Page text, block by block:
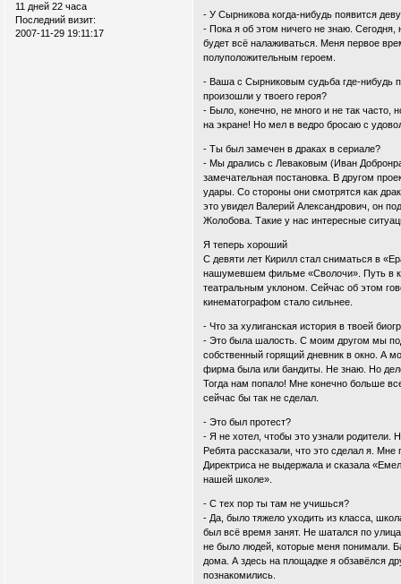
11 дней 22 часа
Последний визит:
2007-11-29 19:11:17
- У Сырникова когда-нибудь появится
- Пока я об этом ничего не знаю.
будет всё налаживаться. Меня первое
полуположительным героем.
- Ваша с Сырниковым судьба где-нибудь
произошли у твоего героя?
- Было, конечно, не много и не так часто,
на экране! Но мел в ведро бросаю с
- Ты был замечен в драках в сериале?
- Мы дрались с Леваковым (Иван
замечательная постановка. В другом
удары. Со стороны они смотрятся как
это увидел Валерий Александрович, он
Жолобова. Такие у нас интересные
Я теперь хороший
С девяти лет Кирилл стал сниматься в
нашумевшем фильме «Сволочи». Путь в
театральным уклоном. Сейчас об этом
кинематографом стало сильнее.
- Что за хулиганская история в твоей
- Это была шалость. С моим другом мы
собственный горящий дневник в окно. А
фирма была или бандиты. Не знаю. Но
Тогда нам попало! Мне конечно больше
сейчас бы так не сделал.
- Это был протест?
- Я не хотел, чтобы это узнали родители.
Ребята рассказали, что это сделал я.
Директриса не выдержала и сказала
нашей школе».
- С тех пор ты там не учишься?
- Да, было тяжело уходить из класса,
был всё время занят. Не шатался по
не было людей, которые меня понимали.
дома. А здесь на площадке я обзавёлся
познакомились.